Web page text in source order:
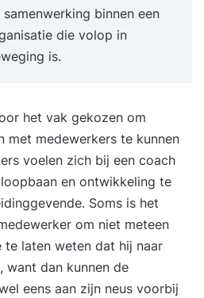
samenwerking binnen een
die volop in
is.
het vak gekozen om
met medewerkers te kunnen
voelen zich bij een coach
en ontwikkeling te
Soms is het
om niet meteen
te laten weten dat hij naar
want dan kunnen de
eens aan zijn neus voorbij